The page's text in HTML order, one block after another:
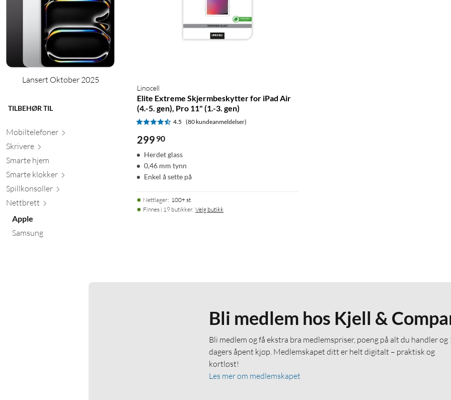
Lansert Oktober 2025
TILBEHØR TIL
Mobiltelefoner
Skrivere
Smarte hjem
Smarte klokker
Spillkonsoller
Nettbrett
Apple
Samsung
Linocell
Elite Extreme Skjermbeskytter for iPad Air
(4.-5. gen), Pro 11" (1.-3. gen)
4.5 (80 kundeanmeldelser)
299 90
Herdet glass
0,46 mm tynn
Enkel å sette på
Nettlager: 100+ st
Finnes i 19 butikker. Velg butikk
Bli medlem hos Kjell &
Bli medlem og få ekstra bra medlemspriser, poeng på alt du handler og
dagers åpent kjøp. Medlemskapet ditt er helt digitalt – praktisk og
kortløst!
Les mer om medlemskapet